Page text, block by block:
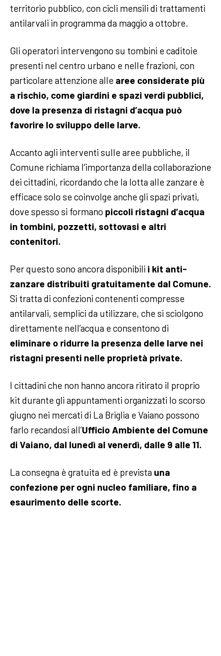
territorio pubblico, con cicli mensili di trattamenti
antilarvali in programma da maggio a ottobre.
Gli operatori intervengono su tombini e caditoie
presenti nel centro urbano e nelle frazioni, con
particolare attenzione alle aree considerate più
a rischio, come giardini e spazi verdi pubblici,
dove la presenza di ristagni d’acqua può
favorire lo sviluppo delle larve.
Accanto agli interventi sulle aree pubbliche, il
Comune richiama l’importanza della collaborazione
dei cittadini, ricordando che la lotta alle zanzare è
efficace solo se coinvolge anche gli spazi privati,
dove spesso si formano piccoli ristagni d’acqua
in tombini, pozzetti, sottovasi e altri
contenitori.
Per questo sono ancora disponibili i kit anti-
zanzare distribuiti gratuitamente dal Comune.
Si tratta di confezioni contenenti compresse
antilarvali, semplici da utilizzare, che si sciolgono
direttamente nell’acqua e consentono di
eliminare o ridurre la presenza delle larve nei
ristagni presenti nelle proprietà private.
I cittadini che non hanno ancora ritirato il proprio
kit durante gli appuntamenti organizzati lo scorso
giugno nei mercati di La Briglia e Vaiano possono
farlo recandosi all’Ufficio Ambiente del Comune
di Vaiano, dal lunedì al venerdì, dalle 9 alle 11.
La consegna è gratuita ed è prevista una
confezione per ogni nucleo familiare, fino a
esaurimento delle scorte.